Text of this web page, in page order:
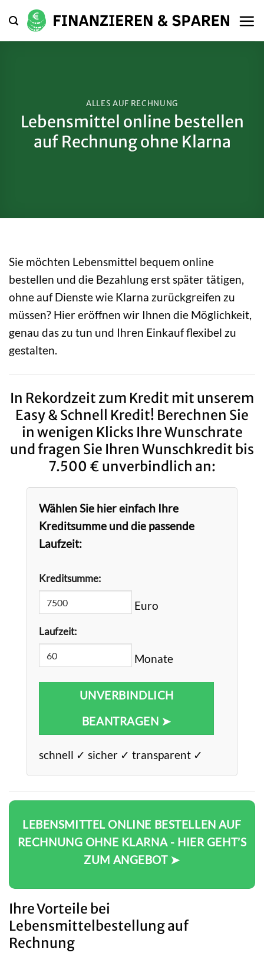
Inhalt
springen
ALLES AUF RECHNUNG
Lebensmittel online bestellen
auf Rechnung ohne Klarna
Sie möchten Lebensmittel bequem online
bestellen und die Bezahlung erst später tätigen,
ohne auf Dienste wie Klarna zurückgreifen zu
müssen? Hier eröffnen wir Ihnen die Möglichkeit,
genau das zu tun und Ihren Einkauf flexibel zu
gestalten.
In Rekordzeit zum Kredit mit unserem
Easy & Schnell Kredit! Berechnen Sie
in wenigen Klicks Ihre Wunschrate
und fragen Sie Ihren Wunschkredit bis
7.500 € unverbindlich an:
Wählen Sie hier einfach Ihre
Kreditsumme und die passende
Laufzeit:
Kreditsumme:
Euro
Laufzeit:
Monate
UNVERBINDLICH
BEANTRAGEN ➤
schnell ✓ sicher ✓ transparent ✓
LEBENSMITTEL ONLINE BESTELLEN AUF
RECHNUNG OHNE KLARNA - HIER GEHT’S
ZUM ANGEBOT ➤
Ihre Vorteile bei
Lebensmittelbestellung auf
Rechnung